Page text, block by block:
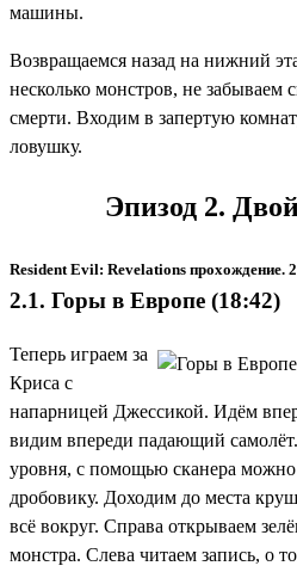
машины.
Возвращаемся назад на нижний
несколько монстров, не забываем
смерти. Входим в запертую
ловушку.
Эпизод 2.
Resident Evil: Revelations прохождение.
2.1. Горы в Европе (18:42)
Теперь играем за
Криса с
напарницей Джессикой. Идём
видим впереди падающий
уровня, с помощью сканера
дробовику. Доходим до места
всё вокруг. Справа открываем
монстра. Слева читаем запись, о